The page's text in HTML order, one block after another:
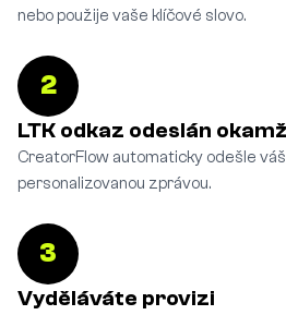
nebo použije vaše klíčové slovo.
2
LTK odkaz odeslán
CreatorFlow automaticky odešle váš
personalizovanou zprávou.
3
Vyděláváte provizi